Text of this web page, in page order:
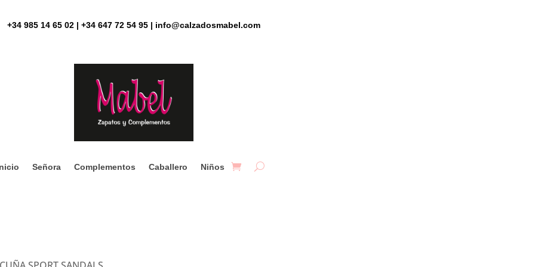
+34 985 14 65 02 | +34 647 72 54 95 | info@calzadosmabel.com
Señora Complementos Caballero Niños